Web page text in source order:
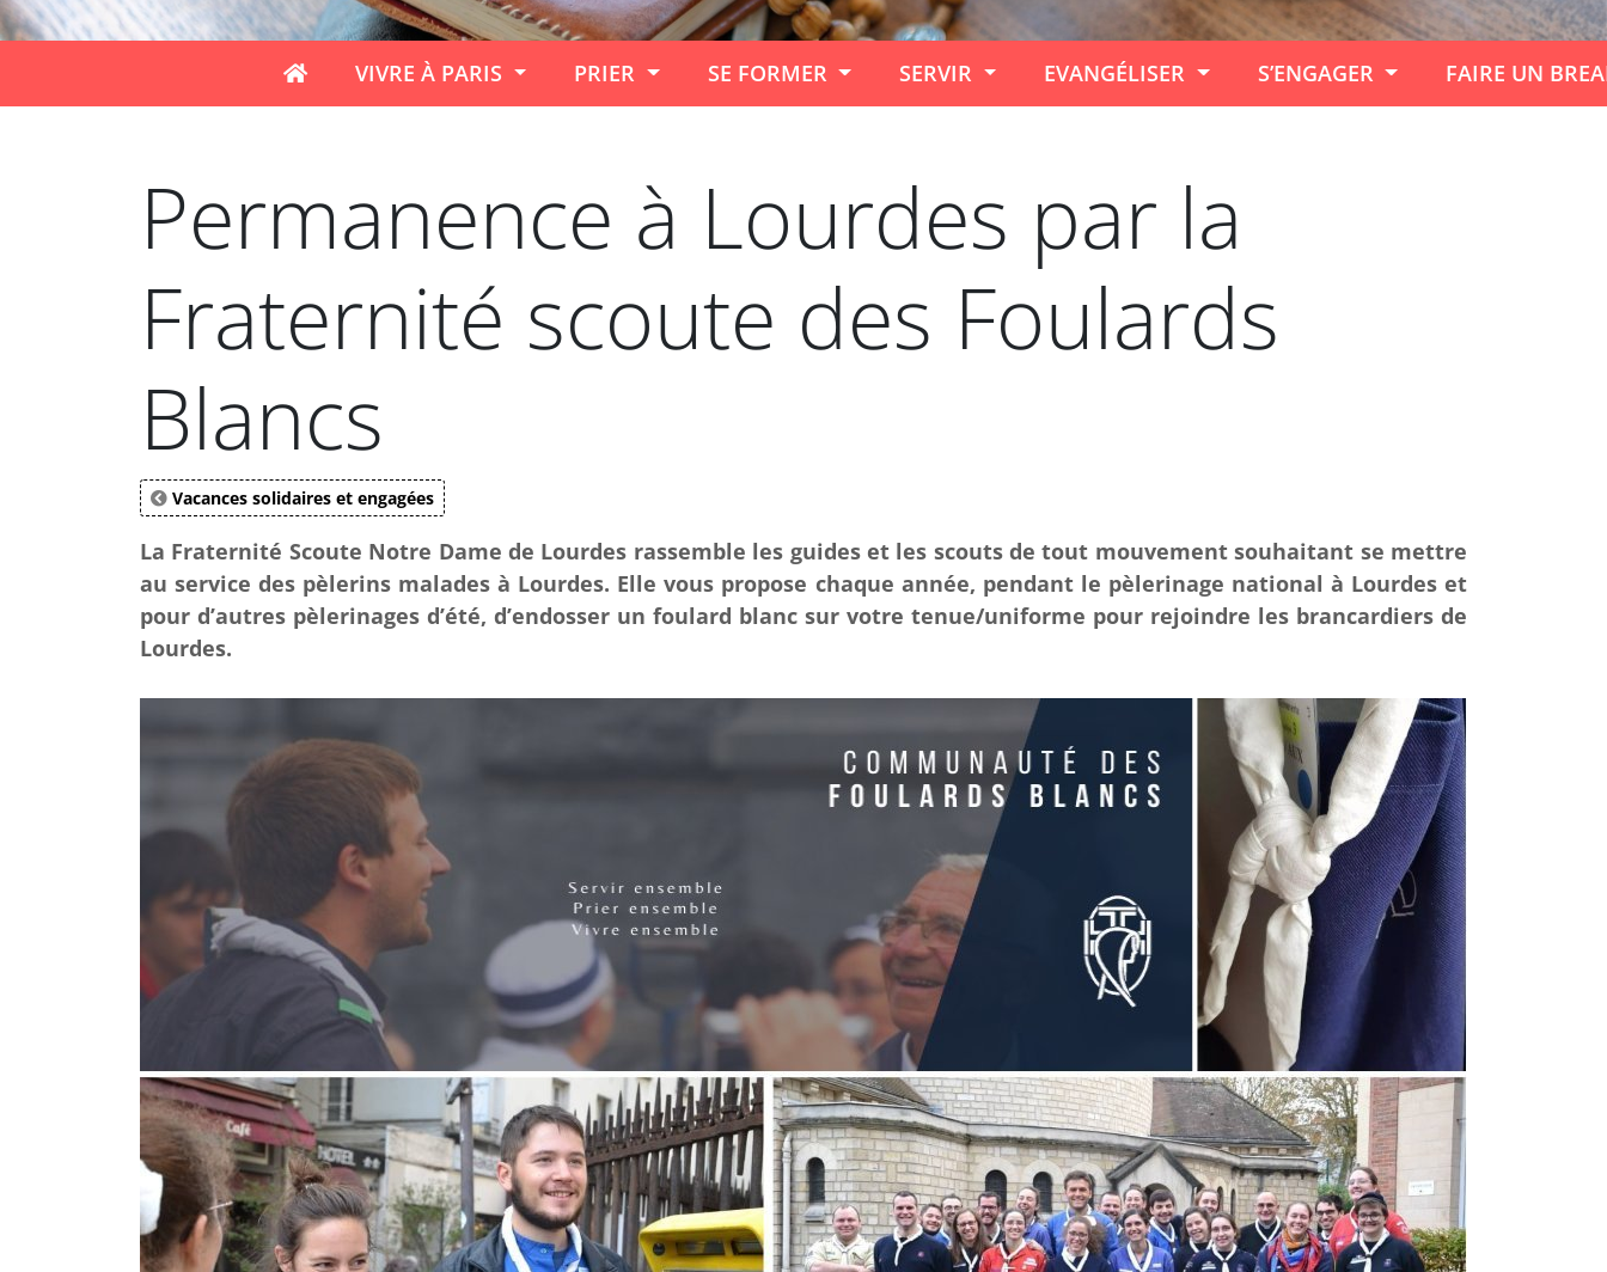
VIVRE À PARIS PRIER SE FORMER SERVIR EVANGÉLISER S’ENGAGER FAIRE UN
Permanence à Lourdes par la
Fraternité scoute des Foulards
Blancs
Vacances solidaires et engagées
La Fraternité Scoute Notre Dame de Lourdes rassemble les guides et les scouts de tout mouvement souhaitant se mettre
au service des pèlerins malades à Lourdes. Elle vous propose chaque année, pendant le pèlerinage national à Lourdes et
pour d’autres pèlerinages d’été, d’endosser un foulard blanc sur votre tenue/uniforme pour rejoindre les brancardiers de
Lourdes.